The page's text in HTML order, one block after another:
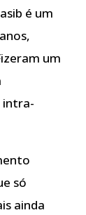
é um
um
intra-
só
ainda